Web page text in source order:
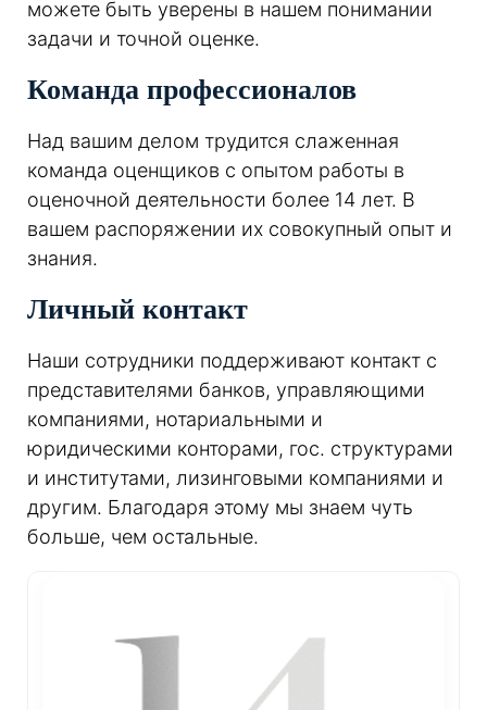
можете быть уверены в нашем понимании
задачи и точной оценке.
Команда профессионалов
Над вашим делом трудится слаженная
команда оценщиков с опытом работы в
оценочной деятельности более 14 лет. В
вашем распоряжении их совокупный опыт и
знания.
Личный контакт
Наши сотрудники поддерживают контакт с
представителями банков, управляющими
компаниями, нотариальными и
юридическими конторами, гос. структурами
и институтами, лизинговыми компаниями и
другим. Благодаря этому мы знаем чуть
больше, чем остальные.